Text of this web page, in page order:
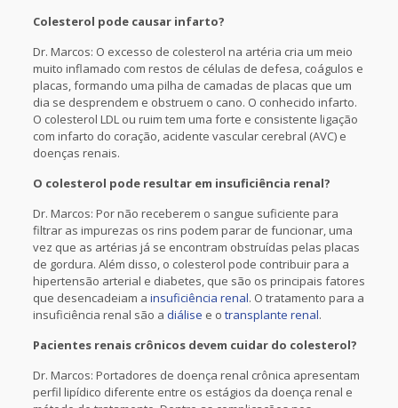
Colesterol pode causar infarto?
Dr. Marcos: O excesso de colesterol na artéria cria um meio
muito inflamado com restos de células de defesa, coágulos e
placas, formando uma pilha de camadas de placas que um
dia se desprendem e obstruem o cano. O conhecido infarto.
O colesterol LDL ou ruim tem uma forte e consistente ligação
com infarto do coração, acidente vascular cerebral (AVC) e
doenças renais.
O colesterol pode resultar em insuficiência renal?
Dr. Marcos: Por não receberem o sangue suficiente para
filtrar as impurezas os rins podem parar de funcionar, uma
vez que as artérias já se encontram obstruídas pelas placas
de gordura. Além disso, o colesterol pode contribuir para a
hipertensão arterial e diabetes, que são os principais fatores
que desencadeiam a insuficiência renal. O tratamento para a
insuficiência renal são a diálise e o transplante renal.
Pacientes renais crônicos devem cuidar do colesterol?
Dr. Marcos: Portadores de doença renal crônica apresentam
perfil lipídico diferente entre os estágios da doença renal e